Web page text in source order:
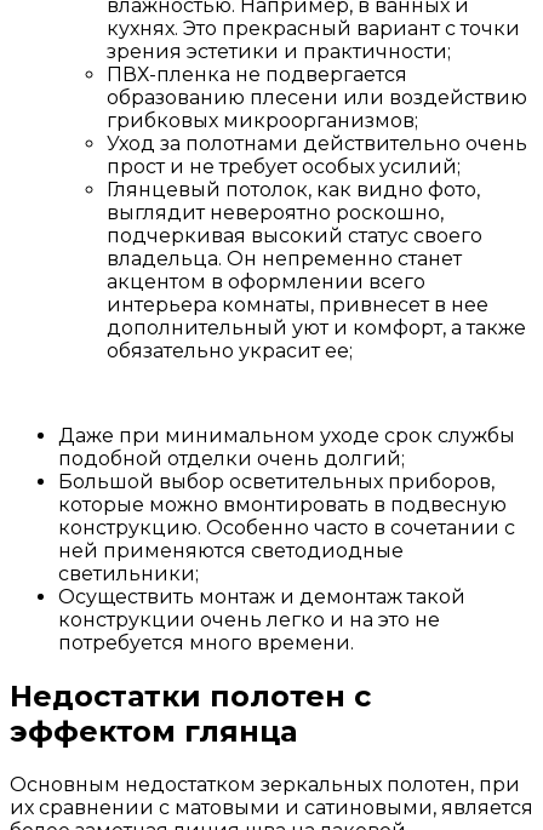
влажностью. Например, в ванных и
кухнях. Это прекрасный вариант с точки
зрения эстетики и практичности;
ПВХ-пленка не подвергается
образованию плесени или воздействию
грибковых микроорганизмов;
Уход за полотнами действительно очень
прост и не требует особых усилий;
Глянцевый потолок, как видно фото,
выглядит невероятно роскошно,
подчеркивая высокий статус своего
владельца. Он непременно станет
акцентом в оформлении всего
интерьера комнаты, привнесет в нее
дополнительный уют и комфорт, а также
обязательно украсит ее;
Даже при минимальном уходе срок службы
подобной отделки очень долгий;
Большой выбор осветительных приборов,
которые можно вмонтировать в подвесную
конструкцию. Особенно часто в сочетании с
ней применяются светодиодные
светильники;
Осуществить монтаж и демонтаж такой
конструкции очень легко и на это не
потребуется много времени.
Недостатки полотен с
эффектом глянца
Основным недостатком зеркальных полотен, при
их сравнении с матовыми и сатиновыми, является